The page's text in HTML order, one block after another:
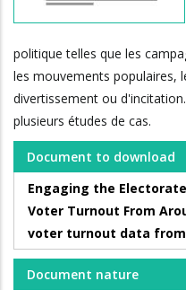
politique telles que les
les mouvements populaires,
divertissement ou
plusieurs études de cas.
Document to download
Engaging the
Voter Turnout From
voter turnout data
Document nature